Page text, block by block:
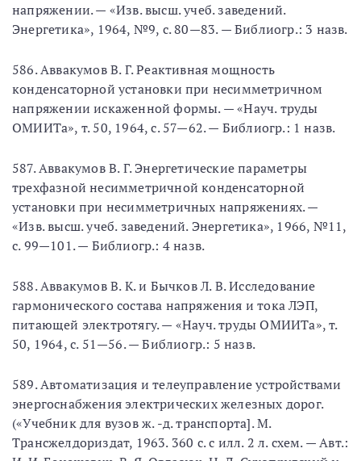
напряжении. — «Изв. высш. учеб. заведений.
Энергетика», 1964, №9, с. 80—83. — Библиогр.: 3 назв.
586. Аввакумов В. Г. Реактивная мощность
конденсаторной установки при несимметричном
напряжении искаженной формы. — «Науч. труды
ОМИИТа», т. 50, 1964, с. 57—62. — Библиогр.: 1 назв.
587. Аввакумов В. Г. Энергетические параметры
трехфазной несимметричной конденсаторной
установки при несимметричных напряжениях. —
«Изв. высш. учеб. заведений. Энергетика», 1966, №11,
с. 99—101. — Библиогр.: 4 назв.
588. Аввакумов В. К. и Бычков Л. В. Исследование
гармонического состава напряжения и тока ЛЭП,
питающей электротягу. — «Науч. труды ОМИИТа», т.
50, 1964, с. 51—56. — Библиогр.: 5 назв.
589. Автоматизация и телеуправление устройствами
энергоснабжения электрических железных дорог.
(«Учебник для вузов ж. -д. транспорта]. М.
Трансжелдориздат, 1963. 360 с. с илл. 2 л. схем. — Авт.: